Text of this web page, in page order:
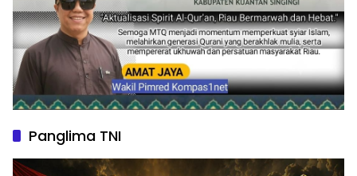
Panglima TNI